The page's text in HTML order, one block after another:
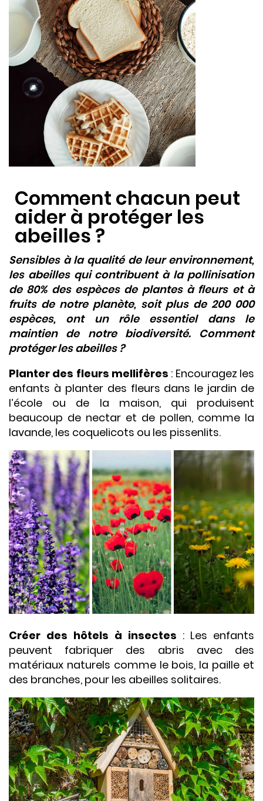
Comment chacun peut
aider à protéger les
abeilles ?
Sensibles à la qualité de leur environnement,
les abeilles qui contribuent à la pollinisation
de 80% des espèces de plantes à fleurs et à
fruits de notre planète, soit plus de 200 000
espèces, ont un rôle essentiel dans le
maintien de notre biodiversité. Comment
protéger les abeilles ?
Planter des fleurs mellifères : Encouragez les
enfants à planter des fleurs dans le jardin de
l’école ou de la maison, qui produisent
beaucoup de nectar et de pollen, comme la
lavande, les coquelicots ou les pissenlits.
Créer des hôtels à insectes : Les enfants
peuvent fabriquer des abris avec des
matériaux naturels comme le bois, la paille et
des branches, pour les abeilles solitaires.